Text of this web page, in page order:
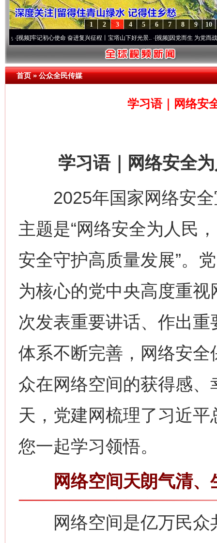
10
9
8
7
6
5
4
3
2
1
牢记初心使命 奋进复兴征程丨宝塔山下好光景..·[视频]因党而生 为党而战——百年“
首页»公众全民传媒
学习语｜网络安
学习语｜网络安全为
2025年国家网络安全
主题是“网络安全为人民
安全守护高质量发展”。
为核心的党中央高度重
次发表重要讲话、作出
体系不断完善，网络安
众在网络空间的获得感
天，党建网梳理了习近
您一起学习领悟。
网络空间天朗气清、
网络空间是亿万民众